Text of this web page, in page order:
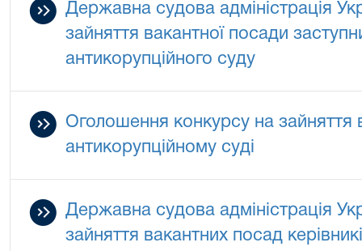
Державна судова адміністрація
зайняття вакантної посади
антикорупційного суду
Оголошення конкурсу на
антикорупційному суді
Державна судова адміністрація
зайняття вакантних посад